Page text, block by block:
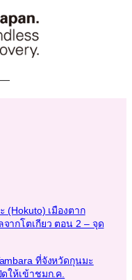
(Hokuto) เมืองตาก
ากโตเกียว ตอน 2 – จุด
ที่จังหวัดกุนมะ
ให้เข้าชมก.ค.